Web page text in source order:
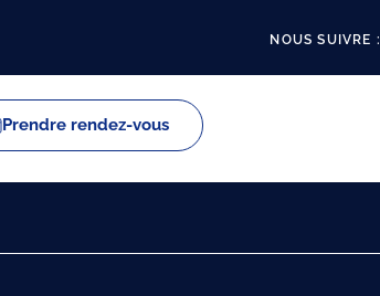
NOUS SUIVRE :
Prendre rendez-vous